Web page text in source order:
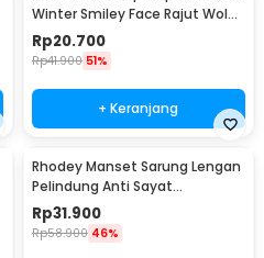
Winter Smiley Face Rajut Wol
Beanie Hat - NM-DS01
Rp20.700
Rp41.900 51%
+ Keranjang
Rhodey Manset Sarung Lengan
Pelindung Anti Sayat
Polyethylene Fiber - SYLC-
HB001
Rp31.900
Rp58.900 46%